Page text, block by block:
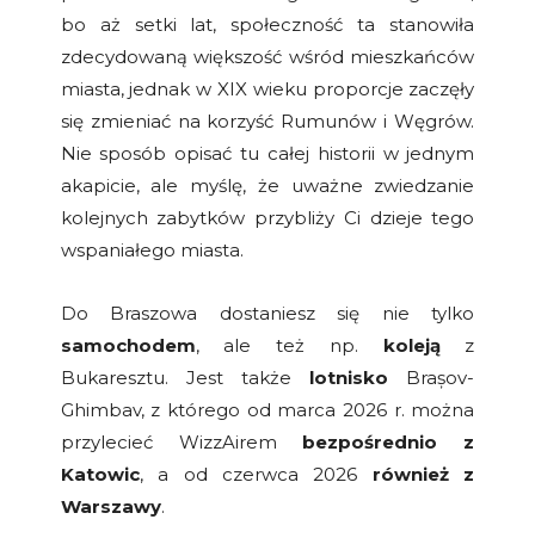
bo aż setki lat, społeczność ta stanowiła
zdecydowaną większość wśród mieszkańców
miasta, jednak w XIX wieku proporcje zaczęły
się zmieniać na korzyść Rumunów i Węgrów.
Nie sposób opisać tu całej historii w jednym
akapicie, ale myślę, że uważne zwiedzanie
kolejnych zabytków przybliży Ci dzieje tego
wspaniałego miasta.
Do Braszowa dostaniesz się nie tylko
samochodem, ale też np. kolejąz
Bukaresztu. Jest także lotnisko Brașov-
Ghimbav, z którego od marca 2026 r. można
przylecieć WizzAirem bezpośrednio z
Katowic, a od czerwca 2026 również z
Warszawy.